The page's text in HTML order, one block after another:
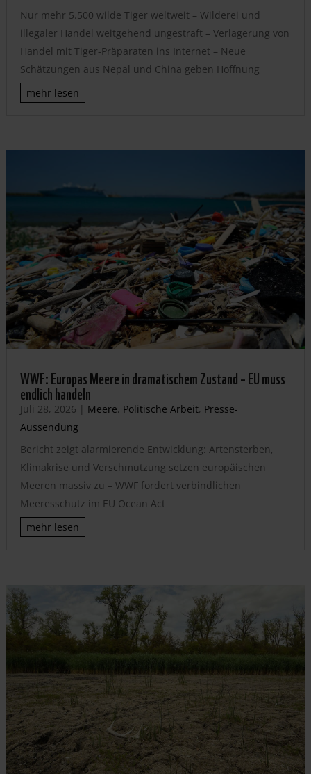
Nur mehr 5.500 wilde Tiger weltweit – Wilderei und
illegaler Handel weitgehend ungestraft – Verlagerung von
Handel mit Tiger-Präparaten ins Internet – Neue
Schätzungen aus Nepal und China geben Hoffnung
mehr lesen
WWF: Europas Meere in dramatischem Zustand – EU muss
endlich handeln
Juli 28, 2026 | Meere, Politische Arbeit, Presse-
Aussendung
Bericht zeigt alarmierende Entwicklung: Artensterben,
Klimakrise und Verschmutzung setzen europäischen
Meeren massiv zu – WWF fordert verbindlichen
Meeresschutz im EU Ocean Act
mehr lesen